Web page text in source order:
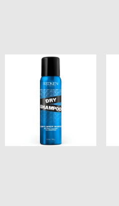
DEEP CLEAN DRY
SHAMPOO Сухой
Шампунь 88г/300г
от 2 400 pуб.